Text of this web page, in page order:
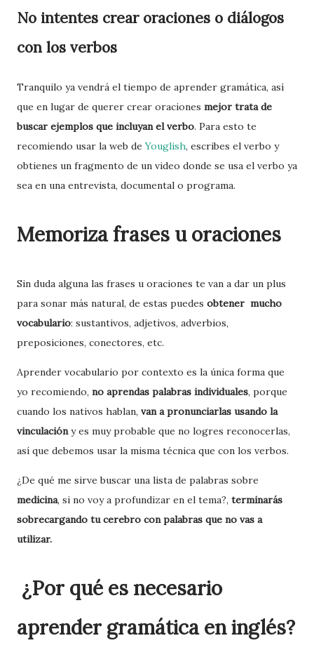
No intentes crear oraciones o diálogos
con los verbos
Tranquilo ya vendrá el tiempo de aprender gramática, así
que en lugar de querer crear oraciones mejor trata de
buscar ejemplos que incluyan el verbo. Para esto te
recomiendo usar la web deYouglish, escribes el verbo y
obtienes un fragmento de un video donde se usa el verbo ya
sea en una entrevista, documental o programa.
Memoriza frases u oraciones
Sin duda alguna las frases u oraciones te van a dar un plus
para sonar más natural, de estas puedes obtener mucho
vocabulario: sustantivos, adjetivos, adverbios,
preposiciones, conectores, etc.
Aprender vocabulario por contexto es la única forma que
yo recomiendo, no aprendas palabras individuales, porque
cuando los nativos hablan, van a pronunciarlas usando la
vinculacióny es muy probable que no logres reconocerlas,
así que debemos usar la misma técnica que con los verbos.
¿De qué me sirve buscar una lista de palabras sobre
medicina, si no voy a profundizar en el tema?, terminarás
sobrecargando tu cerebro con palabras que no vas a
utilizar.
¿Por qué es necesario
aprender gramática en inglés?